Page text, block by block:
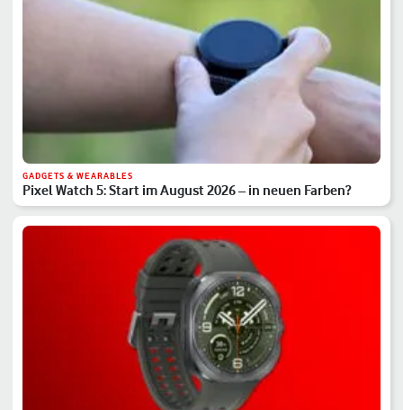
GADGETS & WEARABLES
Pixel Watch 5: Start im August 2026 – in neuen Farben?